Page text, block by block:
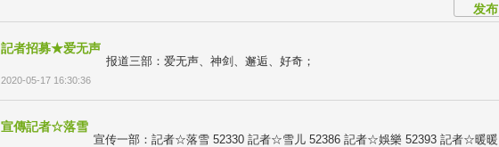
发布
記者招募★爱无声
报道三部：爱无声、神剑、邂逅、好奇；
2020-05-17 16:30:36
宣傳記者☆落雪
宣传一部：記者☆落雪 52330 記者☆雪儿 52386 記者☆娛樂 52393 記者☆暖暖